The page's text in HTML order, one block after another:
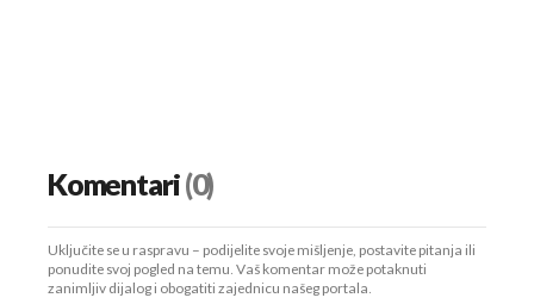
Komentari(0)
Uključite se u raspravu – podijelite svoje mišljenje, postavite pitanja ili
ponudite svoj pogled na temu. Vaš komentar može potaknuti
zanimljiv dijalog i obogatiti zajednicu našeg portala.